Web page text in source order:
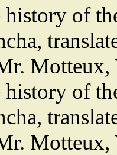
history of
history of